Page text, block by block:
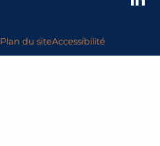
Plan du siteAccessibilité